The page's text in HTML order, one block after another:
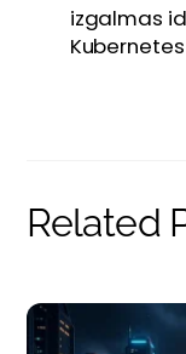
izgalmas
Related